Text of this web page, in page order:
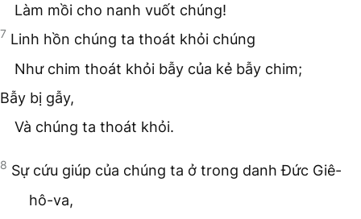
Làm mồi cho nanh vuốt chúng!
7 Linh hồn chúng ta thoát khỏi chúng
Như chim thoát khỏi bẫy của kẻ bẫy chim;
Bẫy bị gẫy,
Và chúng ta thoát khỏi.
8 Sự cứu giúp của chúng ta ở trong danh Đức Giê-
hô-va,